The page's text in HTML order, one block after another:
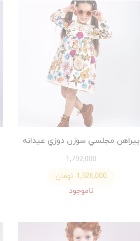
پيراهن مجلسي سوزن دوزي عيدانه
1,792,000
1,526,000 تومان
ناموجود